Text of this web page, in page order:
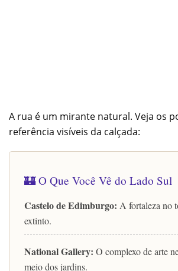
A rua é um mirante natural. Veja os
referência visíveis da calçada:
🏰 O Que Você Vê do Lado Sul
Castelo de Edimburgo: A fortaleza no
extinto.
National Gallery: O complexo de arte
meio dos jardins.